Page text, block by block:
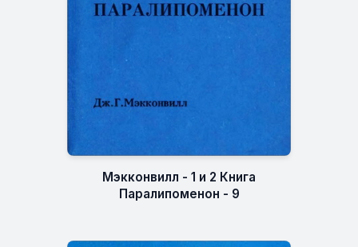
Мэкконвилл - 1 и 2 Книга
Паралипоменон - 9